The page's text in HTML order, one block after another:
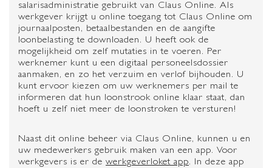
salarisadministratie gebruikt van Claus Online. Als
werkgever krijgt u online toegang tot Claus Online om
journaalposten, betaalbestanden en de aangifte
loonbelasting te downloaden. U heeft ook de
mogelijkheid om zelf mutaties in te voeren. Per
werknemer kunt u een digitaal personeelsdossier
aanmaken, en zo het verzuim en verlof bijhouden. U
kunt ervoor kiezen om uw werknemers per mail te
informeren dat hun loonstrook online klaar staat, dan
hoeft u zelf niet meer de loonstroken te versturen!
Naast dit online beheer via Claus Online, kunnen u en
uw medewerkers gebruik maken van een app. Voor
werkgevers is er de werkgeverloket app. In deze app